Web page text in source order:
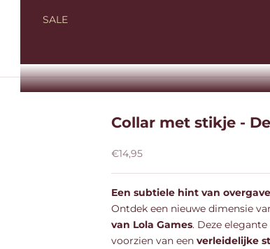
SALE
Collar met stikje -
Aanbiedingsprijs
€14,95
Een subtiele hint van
Ontdek een nieuwe dimensie
van Lola Games. Deze
voorzien van een verleidelijke